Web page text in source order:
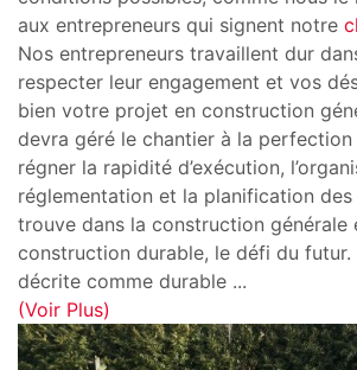
aux entrepreneurs qui signent notre
Nos entrepreneurs travaillent dur
respecter leur engagement et vos
bien votre projet en construction
devra géré le chantier à la
régner la rapidité d’exécution,
réglementation et la planification des
trouve dans la construction générale
construction durable, le défi du
décrite comme durable ...
(Voir Plus)